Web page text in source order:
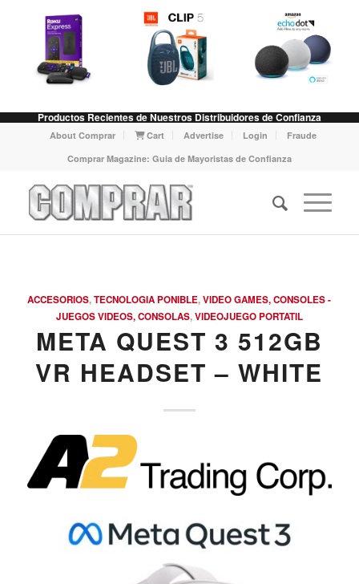
Productos Recientes de Nuestros Distribuidores de Confianza
About Comprar Cart Advertise Login
Fraude
Comprar Magazine: Guia de Mayoristas de Confianza
ACCESORIOS,TECNOLOGIA PONIBLE,VIDEO GAMES, CONSOLES -
JUEGOS VIDEOS, CONSOLAS,VIDEOJUEGO PORTATIL
META QUEST 3 512GB
VR HEADSET – WHITE